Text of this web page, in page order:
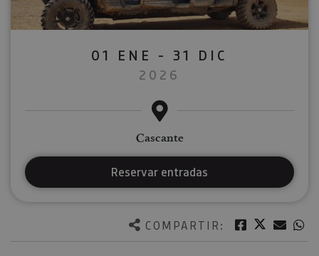
COMPARTIR: Facebook
Twitter
01 ENE - 31 DIC
2026
Cascante
Reservar entradas